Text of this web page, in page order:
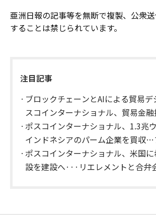
亜洲日報の記事等を無断で複製、公衆
することは禁じられています。
注目記事
ブロックチェーンとAIによる貿易
スコインターナショナル、貿易金
ポスコインターナショナル、1.3兆
インドネシアのパーム企業を買収…
チェーン完成
ポスコインターナショナル、米国
設を建設へ···リエレメントと合弁